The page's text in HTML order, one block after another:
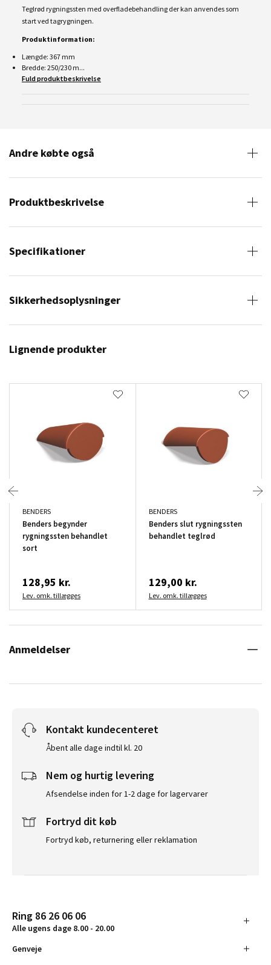
Teglrød rygningssten med overfladebehandling der kan anvendes som
start ved tagrygningen.
Produktinformation:
Længde: 367 mm
Bredde: 250/230 m...
Fuld produktbeskrivelse
Andre købte også
Produktbeskrivelse
Specifikationer
Sikkerhedsoplysninger
Lignende produkter
BENDERS
Benders begynder
rygningssten behandlet
sort
128,95 kr.
Lev. omk. tillægges
BENDERS
Benders slut rygningssten
behandlet teglrød
129,00 kr.
Lev. omk. tillægges
Anmeldelser
Kontakt kundecenteret
Åbent alle dage indtil kl. 20
Nem og hurtig levering
Afsendelse inden for 1-2 dage for lagervarer
Fortryd dit køb
Fortryd køb, returnering eller reklamation
Ring 86 26 06 06
Alle ugens dage 8.00 - 20.00
Genveje